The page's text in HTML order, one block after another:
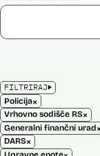
FILTRIRAJ
Policija×
Vrhovno sodišče RS×
Generalni finančni urad×
DARS×